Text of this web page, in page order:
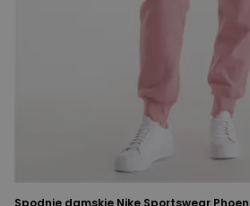
Spodnie damskie Nike Sportswear